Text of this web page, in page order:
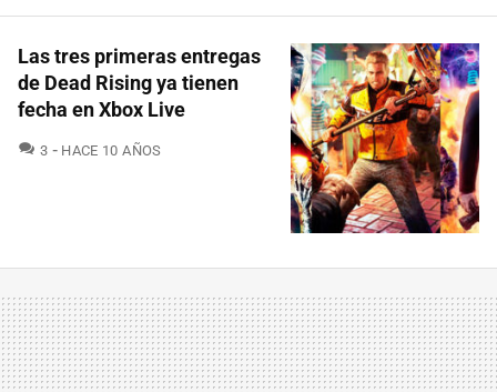
Las tres primeras entregas
de Dead Rising ya tienen
fecha en Xbox Live
3 COMENTARIOS
HACE 10 AÑOS